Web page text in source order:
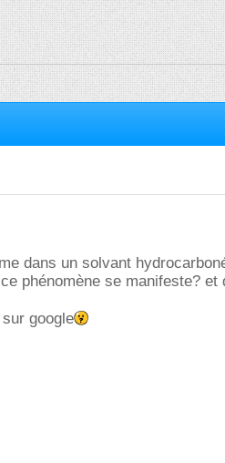
dans un solvant
phénomène se manifeste? et
google